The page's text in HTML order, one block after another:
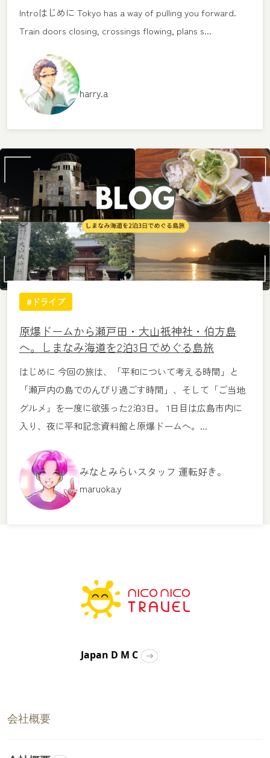
Introはじめに Tokyo has a way of pulling you forward.
Train doors closing, crossings flowing, plans s...
harry.a
#ドライブ
原爆ドームから瀬戸田・大山祇神社・伯方島
へ。しまなみ海道を2泊3日でめぐる島旅
はじめに 今回の旅は、「平和について考える時間」と
「瀬戸内の島でのんびり過ごす時間」、そして「ご当地
グルメ」を一度に欲張った2泊3日。 1日目は広島市内に
入り、夜に平和記念資料館と原爆ドームへ。...
みなとみらいスタッフ 運転好き。
maruoka.y
Japan D M C
会社概要